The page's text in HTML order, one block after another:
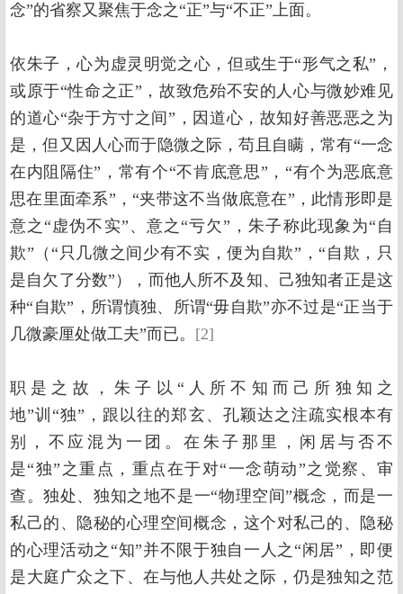
念”的省察又聚焦于念之“正”与“不正”上面。
依朱子，心为虚灵明觉之心，但或生于“形气之私”，
或原于“性命之正”，故致危殆不安的人心与微妙难见
的道心“杂于方寸之间”，因道心，故知好善恶恶之为
是，但又因人心而于隐微之际，苟且自瞒，常有“一念
在内阻隔住”，常有个“不肯底意思”，“有个为恶底意
思在里面牵系”，“夹带这不当做底意在”，此情形即是
意之“虚伪不实”、意之“亏欠”，朱子称此现象为“自
欺”（“只几微之间少有不实，便为自欺”，“自欺，只
是自欠了分数”），而他人所不及知、己独知者正是这
种“自欺”，所谓慎独、所谓“毋自欺”亦不过是“正当于
几微豪厘处做工夫”而已。 [2]
职是之故，朱子以“人所不知而己所独知之
地”训“独”，跟以往的郑玄、孔颖达之注疏实根本有
别，不应混为一团。在朱子那里，闲居与否不
是“独”之重点，重点在于对“一念萌动”之觉察、审
查。独处、独知之地不是一“物理空间”概念，而是一
私己的、隐秘的心理空间概念，这个对私己的、隐秘
的心理活动之“知”并不限于独自一人之“闲居”，即便
是大庭广众之下、在与他人共处之际，仍是独知之范